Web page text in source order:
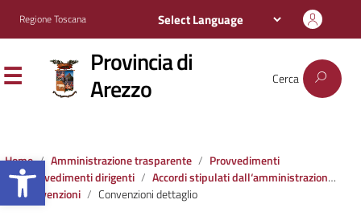
Apri la barra degli strumenti
Regione Toscana
Provincia di
Arezzo Cerca
Home Amministrazione trasparente
Provvedimenti
Provvedimenti dirigenti
Accordi stipulati dall‘amministrazione con soggetti privati o con altre amministrazioni pubbliche
Convenzioni
Convenzioni dettaglio